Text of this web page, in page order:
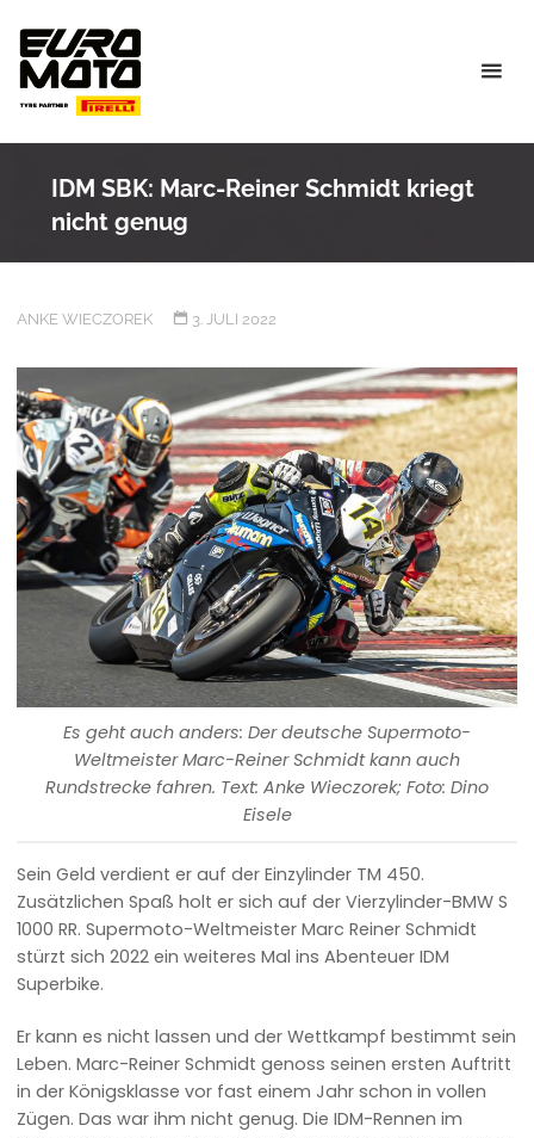
content
IDM SBK: Marc-Reiner Schmidt kriegt
nicht genug
ANKE WIECZOREK 3. JULI 2022
Es geht auch anders: Der deutsche Supermoto-
Weltmeister Marc-Reiner Schmidt kann auch
Rundstrecke fahren. Text: Anke Wieczorek; Foto: Dino
Eisele
Sein Geld verdient er auf der Einzylinder TM 450.
Zusätzlichen Spaß holt er sich auf der Vierzylinder-BMW S
1000 RR. Supermoto-Weltmeister Marc Reiner Schmidt
stürzt sich 2022 ein weiteres Mal ins Abenteuer IDM
Superbike.
Er kann es nicht lassen und der Wettkampf bestimmt sein
Leben. Marc-Reiner Schmidt genoss seinen ersten Auftritt
in der Königsklasse vor fast einem Jahr schon in vollen
Zügen. Das war ihm nicht genug. Die IDM-Rennen im